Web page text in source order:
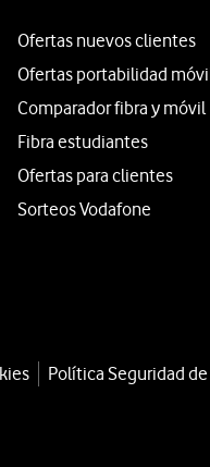
Ofertas nuevos clientes
Ofertas portabilidad
Comparador fibra y móvil
Fibra estudiantes
Ofertas para clientes
Sorteos Vodafone
Política Seguridad